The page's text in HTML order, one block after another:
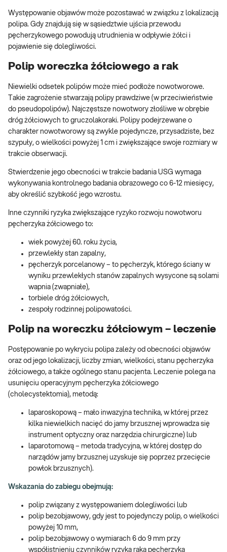
Występowanie objawów może pozostawać w związku z lokalizacją
polipa. Gdy znajdują się w sąsiedztwie ujścia przewodu
pęcherzykowego powodują utrudnienia w odpływie żółci i
pojawienie się dolegliwości.
Polip woreczka żółciowego a rak
Niewielki odsetek polipów może mieć podłoże nowotworowe.
Takie zagrożenie stwarzają polipy prawdziwe (w przeciwieństwie
do pseudopolipów). Najczęstsze nowotwory złośliwe w obrębie
dróg żółciowych to gruczolakoraki. Polipy podejrzewane o
charakter nowotworowy są zwykle pojedyncze, przysadziste, bez
szypuły, o wielkości powyżej 1 cm i zwiększające swoje rozmiary w
trakcie obserwacji.
Stwierdzenie jego obecności w trakcie badania USG wymaga
wykonywania kontrolnego badania obrazowego co 6-12 miesięcy,
aby określić szybkość jego wzrostu.
Inne czynniki ryzyka zwiększające ryzyko rozwoju nowotworu
pęcherzyka żółciowego to:
wiek powyżej 60. roku życia,
przewlekły stan zapalny,
pęcherzyk porcelanowy – to pęcherzyk, którego ściany w
wyniku przewlekłych stanów zapalnych wysycone są solami
wapnia (zwapniałe),
torbiele dróg żółciowych,
zespoły rodzinnej polipowatości.
Polip na woreczku żółciowym – leczenie
Postępowanie po wykryciu polipa zależy od obecności objawów
oraz od jego lokalizacji, liczby zmian, wielkości, stanu pęcherzyka
żółciowego, a także ogólnego stanu pacjenta. Leczenie polega na
usunięciu operacyjnym pęcherzyka żółciowego
(cholecystektomia), metodą:
laparoskopową – mało inwazyjna technika, w której przez
kilka niewielkich nacięć do jamy brzusznej wprowadza się
instrument optyczny oraz narzędzia chirurgiczne) lub
laparotomową – metoda tradycyjna, w której dostęp do
narządów jamy brzusznej uzyskuje się poprzez przecięcie
powłok brzusznych).
Wskazania do zabiegu obejmują:
polip związany z występowaniem dolegliwości lub
polip bezobjawowy, gdy jest to pojedynczy polip, o wielkości
powyżej 10 mm,
polip bezobjawowy o wymiarach 6 do 9 mm przy
współistnieniu czynników ryzyka raka pęcherzyka